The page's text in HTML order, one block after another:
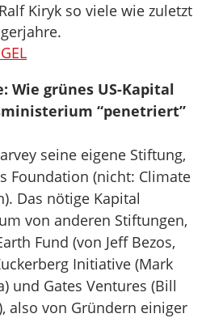
Kiryk so viele wie zuletzt
Wie grünes US-Kapital
“penetriert”
seine eigene Stiftung,
Foundation (nicht: Climate
Das nötige Kapital
von anderen Stiftungen,
Fund (von Jeff Bezos,
Initiative (Mark
und Gates Ventures (Bill
also von Gründern einiger